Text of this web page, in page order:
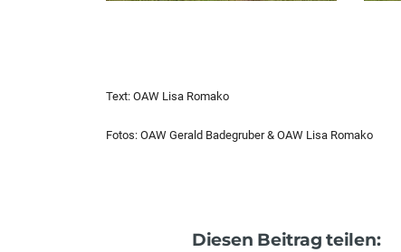
Text: OAW Lisa Romako
Fotos: OAW Gerald Badegruber & OAW Lisa Romako
Diesen Beitrag teilen: